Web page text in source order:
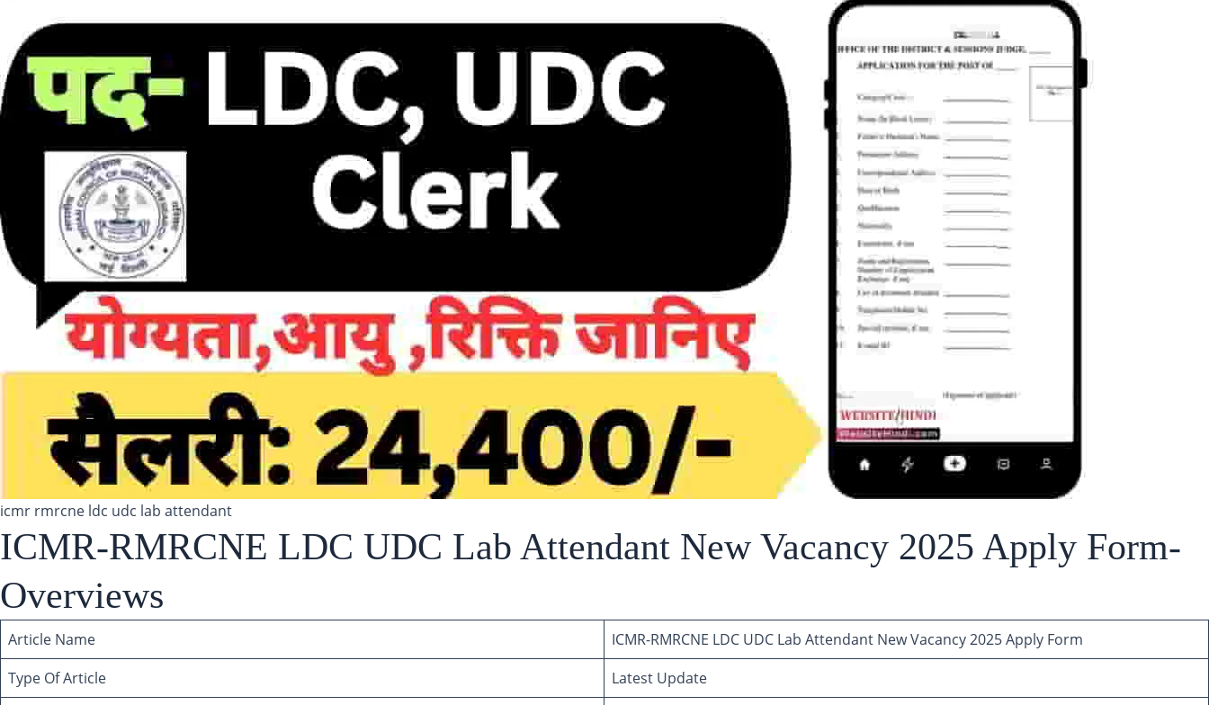
icmr rmrcne ldc udc lab attendant
ICMR-RMRCNE LDC UDC Lab Attendant New Vacancy 2025 Apply Form-
Overviews
Article Name
ICMR-RMRCNE LDC UDC Lab Attendant New Vacancy 2025 Apply Form
Type Of Article
Latest Update